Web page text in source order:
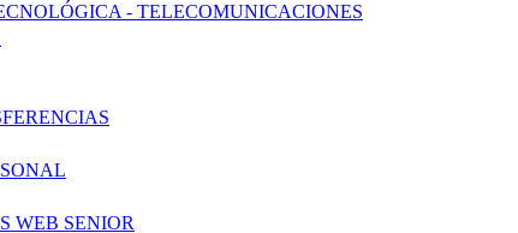
- TELECOMUNICACIONES
WEB SENIOR